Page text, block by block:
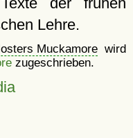
Lehre.
Muckamore wird
zugeschrieben.